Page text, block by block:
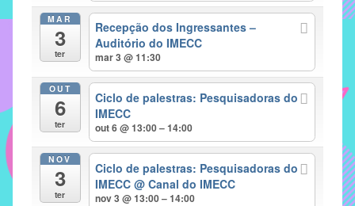
mecanismos
proporcionem
fortalecimento
sociais
profissionais
MAR
3
ter
Recepção dos Ingressantes –
Auditório do IMECC
mar 3 @ 11:30
OUT
6
ter
Ciclo de palestras: Pesquisadoras do
IMECC
out 6 @ 13:00 – 14:00
NOV
3
ter
Ciclo de palestras: Pesquisadoras do
IMECC@ Canal do IMECC
nov 3 @ 13:00 – 14:00